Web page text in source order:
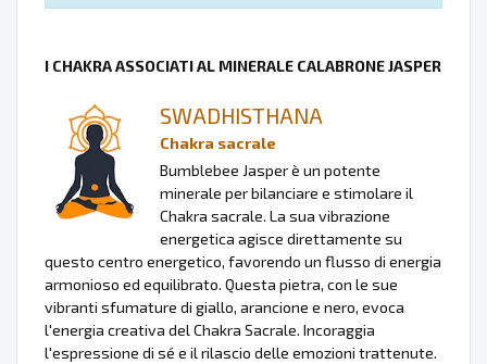
I CHAKRA ASSOCIATI AL MINERALE CALABRONE JASPER
SWADHISTHANA
Chakra sacrale
Bumblebee Jasper è un potente
minerale per bilanciare e stimolare il
Chakra sacrale. La sua vibrazione
energetica agisce direttamente su
questo centro energetico, favorendo un flusso di energia
armonioso ed equilibrato. Questa pietra, con le sue
vibranti sfumature di giallo, arancione e nero, evoca
l'energia creativa del Chakra Sacrale. Incoraggia
l'espressione di sé e il rilascio delle emozioni trattenute.